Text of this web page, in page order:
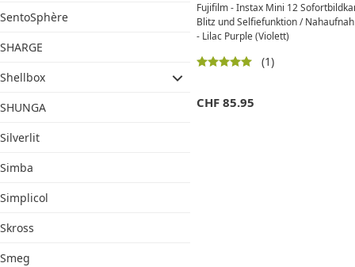
SentoSphère
SHARGE
Shellbox
SHUNGA
Silverlit
Simba
Simplicol
Skross
Smeg
Fujifilm - Instax Mini 12
Blitz und Selfiefunktion /
- Lilac Purple (Violett)
(1)
CHF 85.95